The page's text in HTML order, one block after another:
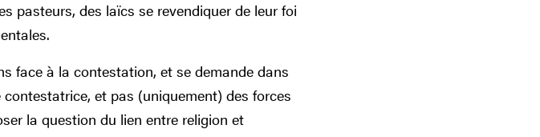
pasteurs, des laïcs se revendiquer de leur foi
face à la contestation, et se demande dans
et pas (uniquement) des forces
la question du lien entre religion et